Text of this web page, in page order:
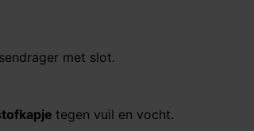
met slot.
tegen vuil en vocht.